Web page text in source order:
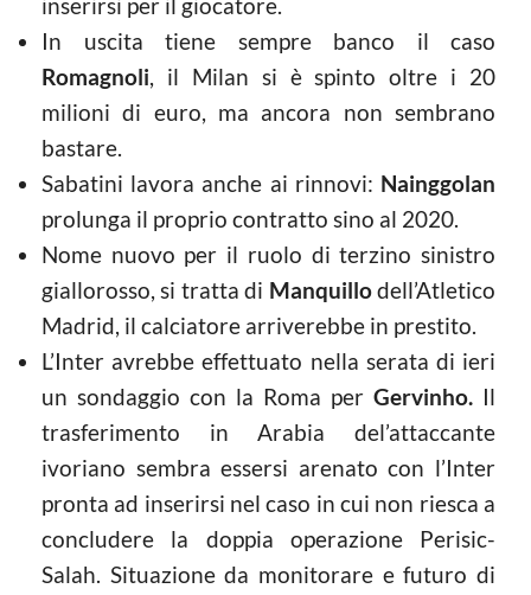
In uscita tiene sempre banco il caso
Romagnoli, il Milan si è spinto oltre i 20
milioni di euro, ma ancora non sembrano
bastare.
Sabatini lavora anche ai rinnovi: Nainggolan
prolunga il proprio contratto sino al 2020.
Nome nuovo per il ruolo di terzino sinistro
giallorosso, si tratta di Manquillodell’Atletico
Madrid, il calciatore arriverebbe in prestito.
L’Inter avrebbe effettuato nella serata di ieri
un sondaggio con la Roma per Gervinho. Il
trasferimento in Arabia del’attaccante
ivoriano sembra essersi arenato con l’Inter
pronta ad inserirsi nel caso in cui non riesca a
concludere la doppia operazione Perisic-
Salah. Situazione da monitorare e futuro di